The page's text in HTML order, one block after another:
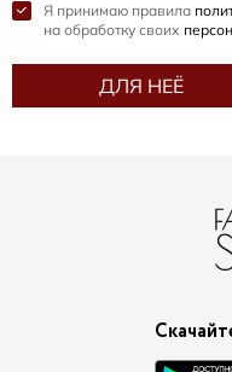
Я принимаю правила
на обработку своих
ДЛЯ НЕЁ